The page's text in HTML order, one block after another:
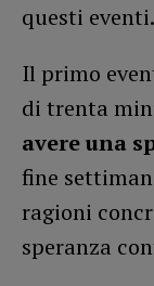
questi eventi.
Il primo
di trenta
avere una
fine
ragioni
speranza